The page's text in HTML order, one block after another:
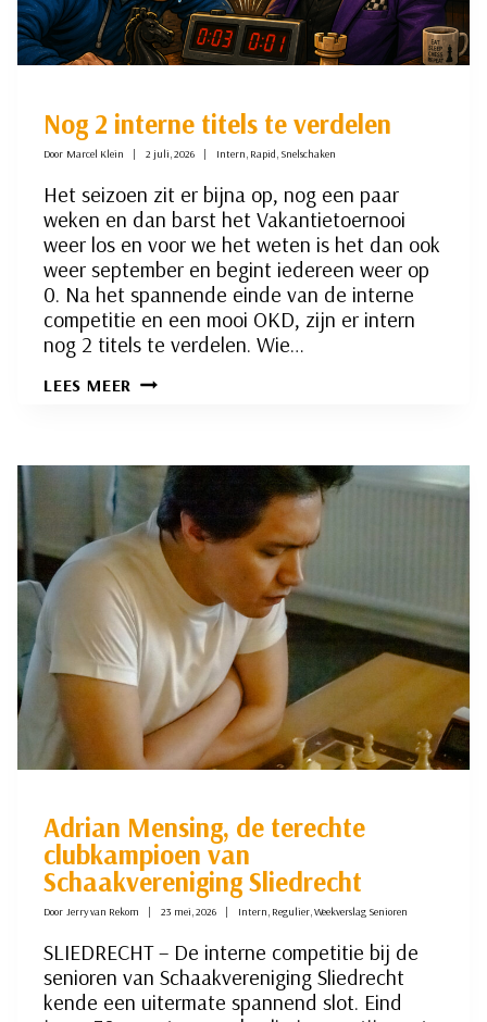
Nog 2 interne titels te verdelen
Door Marcel Klein 2 juli, 2026 Intern, Rapid, Snelschaken
Het seizoen zit er bijna op, nog een paar
weken en dan barst het Vakantietoernooi
weer los en voor we het weten is het dan ook
weer september en begint iedereen weer op
0. Na het spannende einde van de interne
competitie en een mooi OKD, zijn er intern
nog 2 titels te verdelen. Wie…
LEES MEER NOG
VERDELEN
Adrian Mensing, de terechte
clubkampioen van
Schaakvereniging Sliedrecht
Door Jerry van Rekom 23 mei, 2026 Intern, Regulier,Weekverslag Senioren
SLIEDRECHT – De interne competitie bij de
senioren van Schaakvereniging Sliedrecht
kende een uitermate spannend slot. Eind